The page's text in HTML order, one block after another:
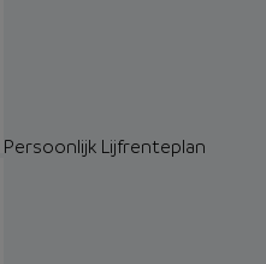
Persoonlijk Lijfrenteplan